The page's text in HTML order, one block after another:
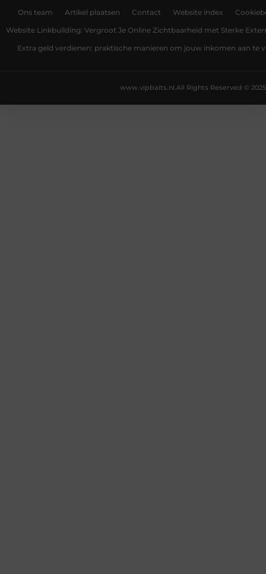
Ons team Artikel plaatsen Contact Website index
Website Linkbuilding: Vergroot Je Online Zichtbaarheid met Sterke
Extra geld verdienen: praktische manieren om jouw inkomen aan te
All Rights Reserved © 2025
www.vipbaits.nl.